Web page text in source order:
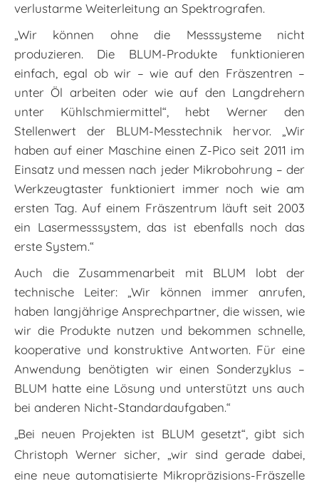
verlustarme Weiterleitung an Spektrografen.
„Wir können ohne die Messsysteme nicht
produzieren. Die BLUM-Produkte funktionieren
einfach, egal ob wir – wie auf den Fräszentren –
unter Öl arbeiten oder wie auf den Langdrehern
unter Kühlschmiermittel“, hebt Werner den
Stellenwert der BLUM-Messtechnik hervor. „Wir
haben auf einer Maschine einen Z-Pico seit 2011 im
Einsatz und messen nach jeder Mikrobohrung – der
Werkzeugtaster funktioniert immer noch wie am
ersten Tag. Auf einem Fräszentrum läuft seit 2003
ein Lasermesssystem, das ist ebenfalls noch das
erste System.“
Auch die Zusammenarbeit mit BLUM lobt der
technische Leiter: „Wir können immer anrufen,
haben langjährige Ansprechpartner, die wissen, wie
wir die Produkte nutzen und bekommen schnelle,
kooperative und konstruktive Antworten. Für eine
Anwendung benötigten wir einen Sonderzyklus –
BLUM hatte eine Lösung und unterstützt uns auch
bei anderen Nicht-Standardaufgaben.“
„Bei neuen Projekten ist BLUM gesetzt“, gibt sich
Christoph Werner sicher, „wir sind gerade dabei,
eine neue automatisierte Mikropräzisions-Fräszelle